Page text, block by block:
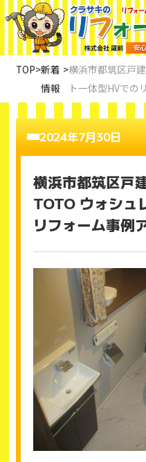
TOP>新着
情報
>横浜市都筑区戸
ト一体型HVでの
2024年7月30日
横浜市都筑区戸
TOTO ウォシュ
リフォーム事例